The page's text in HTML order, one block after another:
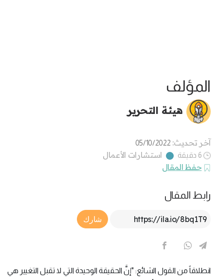
المؤلف
هيئة التحرير
آخر تحديث: 05/10/2022
6 دقيقة
استشارات الأعمال
حفظ المقال
رابط المقال
Article Link
شارك
انطلاقاً من القول الشائع: "إنَّ الحقيقة الوحيدة التي لا تقبل التغيير هي